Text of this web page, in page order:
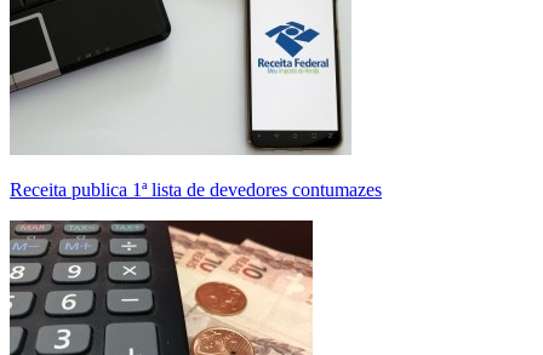
Receita publica 1ª lista de devedores contumazes